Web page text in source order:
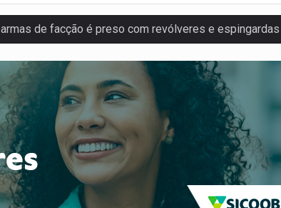
de facção é preso com revólveres e espingardas
colisão entre carreta e Fiat Uno na BR-364
da legislação sobre transporte de cargas por
infantil na internet e via IA
defesa e ciência em Brasília
mortos e um em estado grave na BR
com participação de Marcela Bonfim